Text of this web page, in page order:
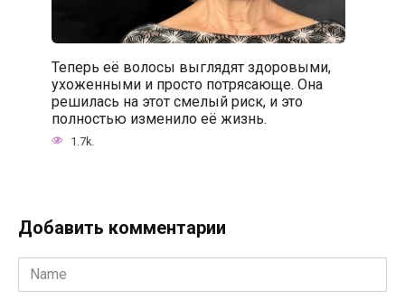
Теперь её волосы выглядят здоровыми,
ухоженными и просто потрясающе. Она
решилась на этот смелый риск, и это
полностью изменило её жизнь.
1.7k.
Добавить комментарии
Name
*